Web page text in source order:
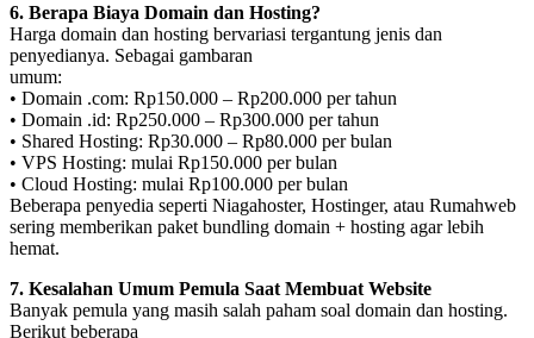
6. Berapa Biaya Domain dan Hosting?
Harga domain dan hosting bervariasi tergantung jenis dan
penyedianya. Sebagai gambaran
umum:
• Domain .com: Rp150.000 – Rp200.000 per tahun
• Domain .id: Rp250.000 – Rp300.000 per tahun
• Shared Hosting: Rp30.000 – Rp80.000 per bulan
• VPS Hosting: mulai Rp150.000 per bulan
• Cloud Hosting: mulai Rp100.000 per bulan
Beberapa penyedia seperti Niagahoster, Hostinger, atau Rumahweb
sering memberikan paket bundling domain + hosting agar lebih
hemat.
7. Kesalahan Umum Pemula Saat Membuat Website
Banyak pemula yang masih salah paham soal domain dan hosting.
Berikut beberapa